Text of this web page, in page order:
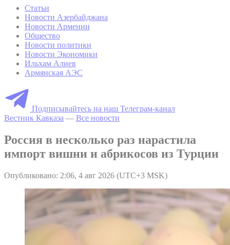
Статьи
Новости Азербайджана
Новости Армении
Общество
Новости политики
Новости Экономики
Ильхам Алиев
Армянская АЭС
Подписывайтесь на наш Телеграм-канал
Вестник Кавказа — Все новости
Россия в несколько раз нарастила
импорт вишни и абрикосов из Турции
Опубликовано: 2:06, 4 авг 2026 (UTC+3 MSK)